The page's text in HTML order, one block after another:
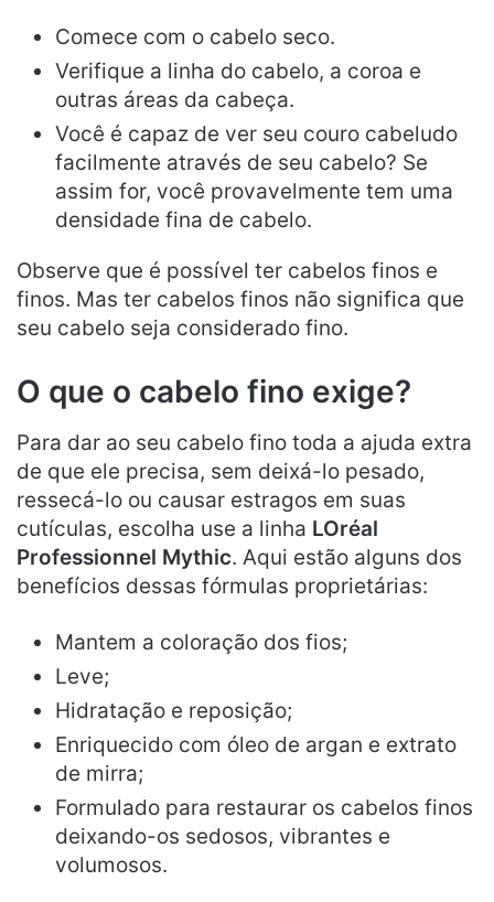
Comece com o cabelo seco.
Verifique a linha do cabelo, a coroa e
outras áreas da cabeça.
Você é capaz de ver seu couro cabeludo
facilmente através de seu cabelo? Se
assim for, você provavelmente tem uma
densidade fina de cabelo.
Observe que é possível ter cabelos finos e
finos. Mas ter cabelos finos não significa que
seu cabelo seja considerado fino.
O que o cabelo fino exige?
Para dar ao seu cabelo fino toda a ajuda extra
de que ele precisa, sem deixá-lo pesado,
ressecá-lo ou causar estragos em suas
cutículas, escolha use a linha LOréal
Professionnel Mythic. Aqui estão alguns dos
benefícios dessas fórmulas proprietárias:
Mantem a coloração dos fios;
Leve;
Hidratação e reposição;
Enriquecido com óleo de argan e extrato
de mirra;
Formulado para restaurar os cabelos finos
deixando-os sedosos, vibrantes e
volumosos.